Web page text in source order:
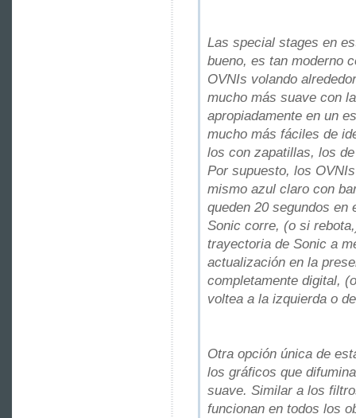
Las special stages en
bueno, es tan moderno
OVNIs volando
mucho más suave con
apropiadamente en un
mucho más fáciles de
los con zapatillas, los
Por supuesto, los
mismo azul claro con
queden 20 segundos
Sonic corre, (o si
trayectoria de Sonic a
actualización en la
completamente digital,
voltea a la izquierda o
Otra opción única de
los gráficos que
suave. Similar a los
funcionan en todos los